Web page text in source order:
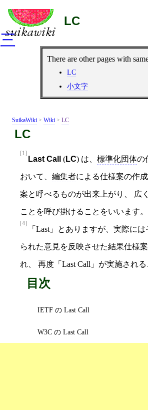
LC
There are other pages with
LC
小文字
SuikaWiki > Wiki > LC
LC
[1]
Last Call (LC) は、 標準化団体の
おいて、 編集者による仕様案の作
案と呼べるものが出来上がり、 広
ことを呼び掛けることをいいます。
[4]
「Last」とありますが、実際に
られた意見を反映させた結果仕様
れ、 再度「Last Call」が実施される
目次
IETF の Last Call
W3C の Last Call
三